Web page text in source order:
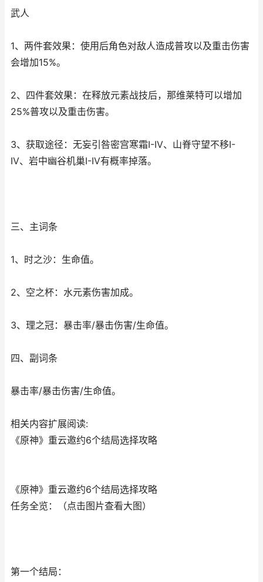
武人
1、两件套效果：使用后角色对敌人造成普攻以及重击伤害
会增加15%。
2、四件套效果：在释放元素战技后，那维莱特可以增加
25%普攻以及重击伤害。
3、获取途径：无妄引咎密宫寒霜I-IV、山脊守望不移I-
IV、岩中幽谷机巢I-IV有概率掉落。
三、主词条
1、时之沙：生命值。
2、空之杯：水元素伤害加成。
3、理之冠：暴击率/暴击伤害/生命值。
四、副词条
暴击率/暴击伤害/生命值。
相关内容扩展阅读:
《原神》重云邀约6个结局选择攻略
《原神》重云邀约6个结局选择攻略
任务全览：（点击图片查看大图）
第一个结局：